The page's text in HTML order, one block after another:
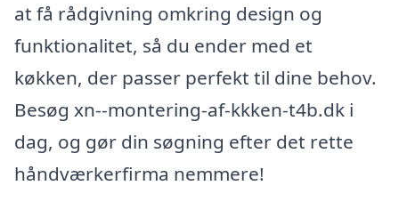
at få rådgivning omkring design og
funktionalitet, så du ender med et
køkken, der passer perfekt til dine behov.
Besøg xn--montering-af-kkken-t4b.dk i
dag, og gør din søgning efter det rette
håndværkerfirma nemmere!